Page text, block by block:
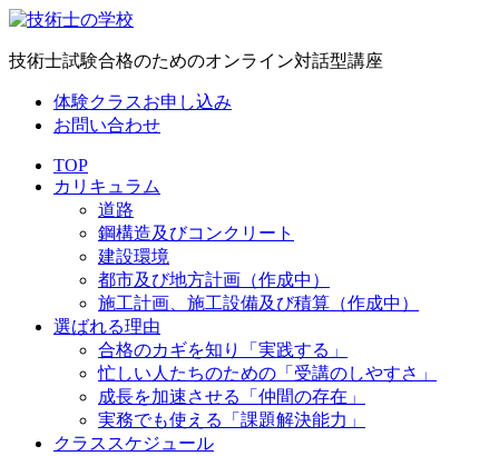
技術士試験合格のためのオンライン対話型講座
体験クラスお申し込み
お問い合わせ
TOP
カリキュラム
道路
鋼構造及びコンクリート
建設環境
都市及び地方計画（作成中）
施工計画、施工設備及び積算（作成中）
選ばれる理由
合格のカギを知り「実践する」
忙しい人たちのための「受講のしやすさ」
成長を加速させる「仲間の存在」
実務でも使える「課題解決能力」
クラススケジュール